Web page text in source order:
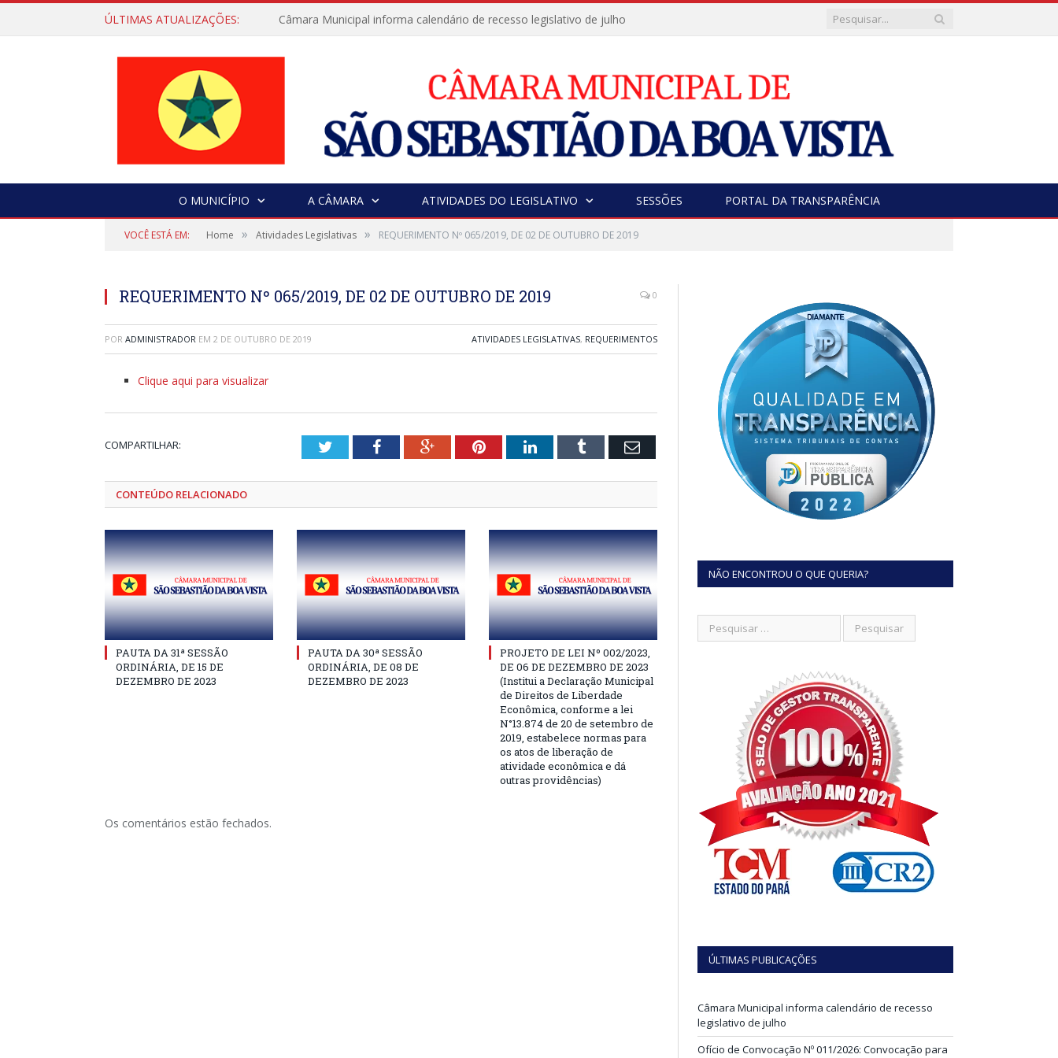
ÚLTIMAS ATUALIZAÇÕES: Câmara Municipal informa calendário de recesso legislativo de julho
O MUNICÍPIO A CÂMARA ATIVIDADES DO LEGISLATIVO SESSÕES PORTAL DA TRANSPARÊNCIA
VOCÊ ESTÁ EM: Home » Atividades Legislativas » REQUERIMENTO Nº 065/2019, DE 02 DE OUTUBRO DE 2019
REQUERIMENTO Nº 065/2019, DE 02 DE OUTUBRO DE 2019 0
POR ADMINISTRADOR EM 2 DE OUTUBRO DE 2019 ATIVIDADES LEGISLATIVAS, REQUERIMENTOS
Clique aqui para visualizar
COMPARTILHAR: TwitterFacebookGoogle+PinterestLinkedInTumblr Email
CONTEÚDO RELACIONADO
PAUTA DA 31ª SESSÃO
ORDINÁRIA, DE 15 DE
DEZEMBRO DE 2023
PAUTA DA 30ª SESSÃO
ORDINÁRIA, DE 08 DE
DEZEMBRO DE 2023
PROJETO DE LEI Nº 002/2023,
DE 06 DE DEZEMBRO DE 2023
(Institui a Declaração Municipal
de Direitos de Liberdade
Econômica, conforme a lei
N°13.874 de 20 de setembro de
2019, estabelece normas para
os atos de liberação de
atividade econômica e dá
outras providências)
Os comentários estão fechados.
NÃO ENCONTROU O QUE QUERIA?
ÚLTIMAS PUBLICAÇÕES
Câmara Municipal informa calendário de recesso
legislativo de julho
Ofício de Convocação Nº 011/2026: Convocação para